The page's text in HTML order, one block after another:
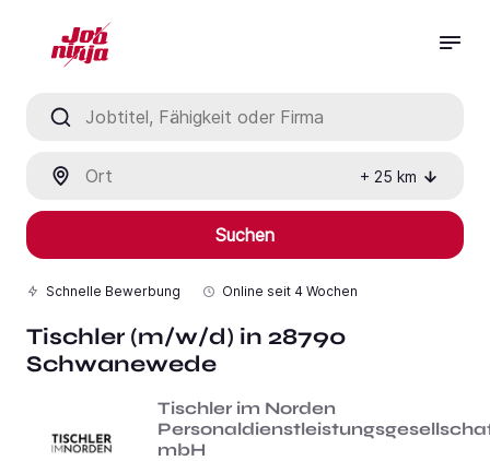
+ 25 km
Suchen
Schnelle Bewerbung Online seit 4 Wochen
Tischler (m/w/d) in 28790
Schwanewede
Tischler im Norden
mbH